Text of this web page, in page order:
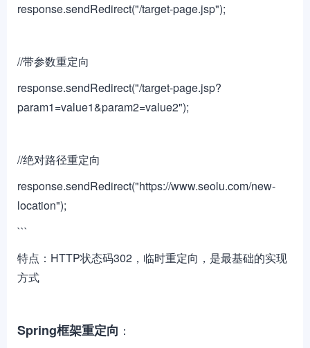
response.sendRedirect("/target-page.jsp");
//带参数重定向
response.sendRedirect("/target-page.jsp?
param1=value1&param2=value2");
//绝对路径重定向
response.sendRedirect("https://www.seolu.com/new-
location");
```
特点：HTTP状态码302，临时重定向，是最基础的实现
方式
Spring框架重定向 ：